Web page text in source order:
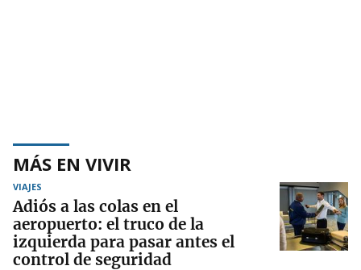
MÁS EN VIVIR
VIAJES
Adiós a las colas en el
aeropuerto: el truco de la
izquierda para pasar antes el
control de seguridad